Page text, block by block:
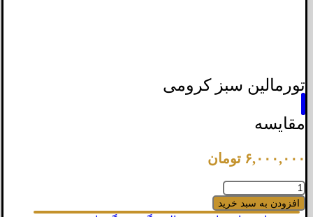
تورمالین سبز کرومی
مقایسه
۶,۰۰۰,۰۰۰ تومان
تورمالین
سبز
کرومی
افزودن به سبد خرید